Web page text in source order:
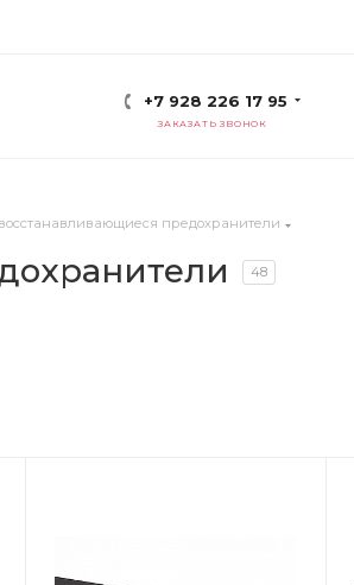
+7 928 226 17 95
ЗАКАЗАТЬ ЗВОНОК
предохранители
48